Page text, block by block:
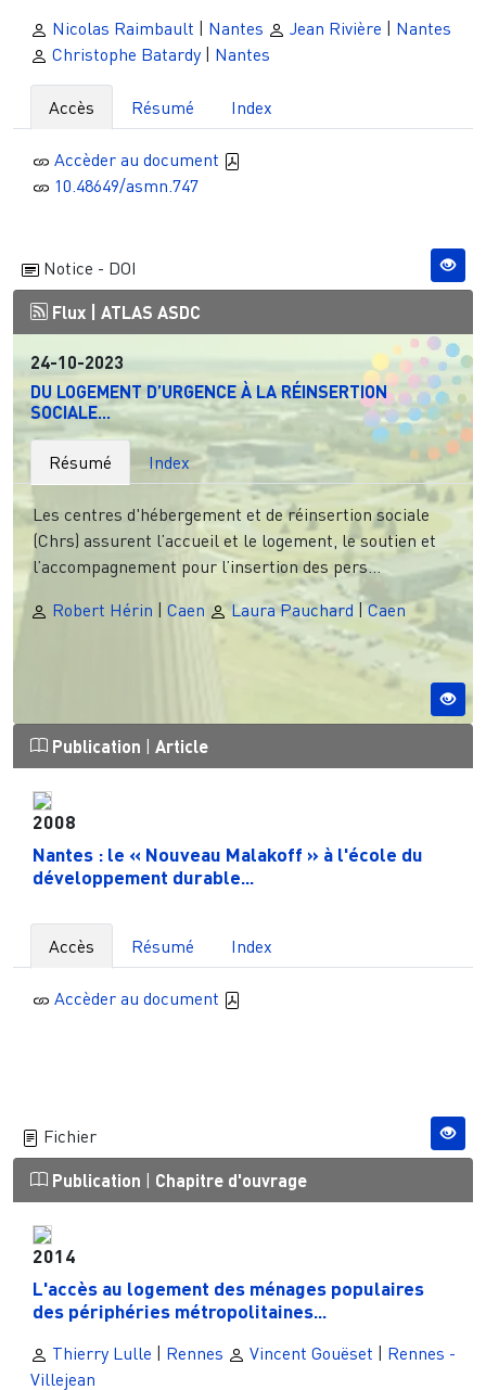
Nicolas Raimbault | Nantes Jean Rivière | Nantes
Christophe Batardy | Nantes
Accès Résumé Index
Accèder au document
10.48649/asmn.747
Notice - DOI
Flux | ATLAS ASDC
24-10-2023
DU LOGEMENT D’URGENCE À LA RÉINSERTION
SOCIALE...
Résumé Index
Les centres d'hébergement et de réinsertion sociale
(Chrs) assurent l’accueil et le logement, le soutien et
l’accompagnement pour l’insertion des pers...
Robert Hérin | Caen Laura Pauchard |Caen
Publication | Article
2008
Nantes : le « Nouveau Malakoff » à l'école du
développement durable...
Accès Résumé Index
Accèder au document
Fichier
Publication | Chapitre d'ouvrage
2014
L'accès au logement des ménages populaires
des périphéries métropolitaines...
Thierry Lulle Rennes Vincent Gouëset
Rennes -
Villejean